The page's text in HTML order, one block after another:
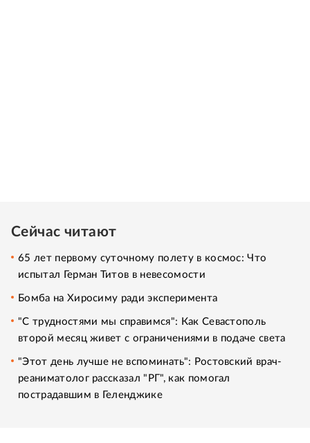
Сейчас читают
65 лет первому суточному полету в космос: Что
испытал Герман Титов в невесомости
Бомба на Хиросиму ради эксперимента
"С трудностями мы справимся": Как Севастополь
второй месяц живет с ограничениями в подаче света
"Этот день лучше не вспоминать": Ростовский врач-
реаниматолог рассказал "РГ", как помогал
пострадавшим в Геленджике